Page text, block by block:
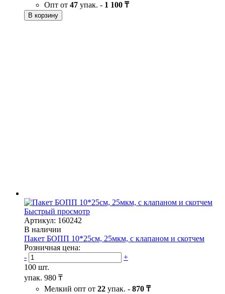
Опт от 47 упак. - 1 100 ₸
В корзину
Быстрый просмотр
Артикул: 160242
В наличии
Пакет БОПП 10*25см, 25мкм, с клапаном и скотчем
Розничная цена:
-
+
100 шт.
упак. 980 ₸
Мелкий опт от 22 упак. - 870 ₸